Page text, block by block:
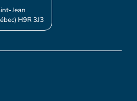
Jean
H9R 3J3